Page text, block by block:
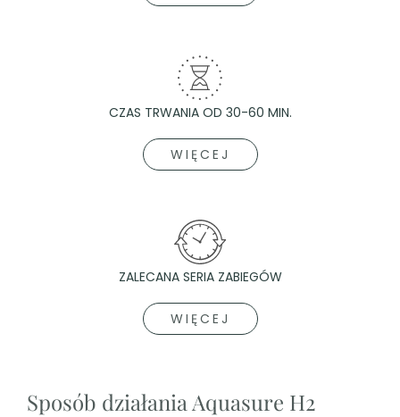
CZAS TRWANIA OD 30-60 MIN.
WIĘCEJ
ZALECANA SERIA ZABIEGÓW
WIĘCEJ
Sposób działania Aquasure H2